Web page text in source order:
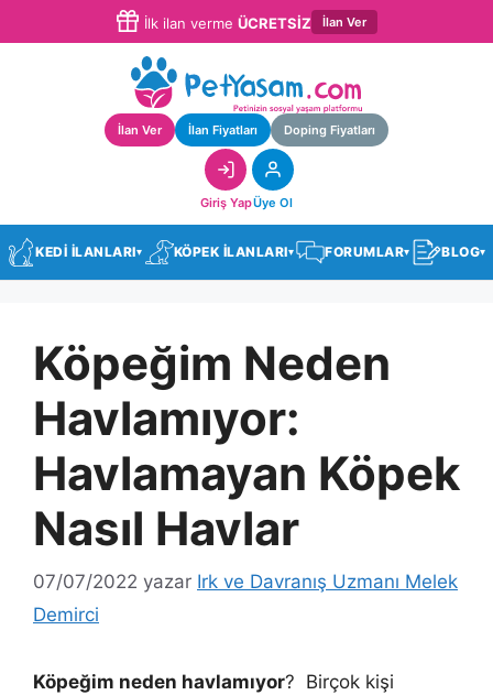
İlk ilan verme ÜCRETSİZ İlan Ver
İlan Ver İlan Fiyatları Doping Fiyatları
Giriş YapÜye Ol
KEDİ İLANLARI▾ KÖPEK İLANLARI▾ FORUMLAR▾ BLOG▾
Köpeğim Neden
Havlamıyor:
Havlamayan Köpek
Nasıl Havlar
07/07/2022 yazar Irk ve Davranış Uzmanı Melek
Demirci
Köpeğim neden havlamıyor? Birçok kişi